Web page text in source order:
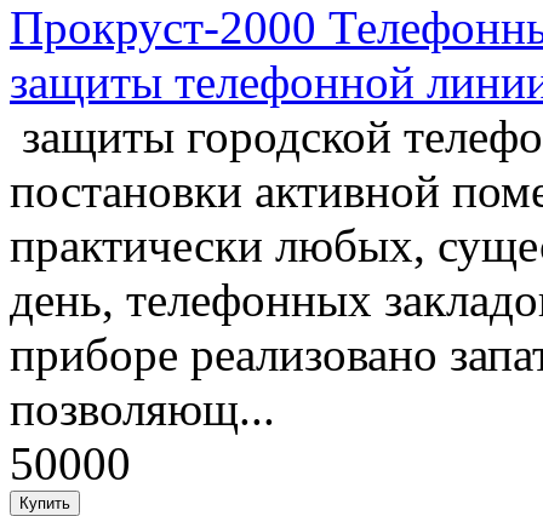
Прокруст-2000
защиты телефонной
защиты городской
постановки активной
практически любых,
день, телефонных
приборе реализовано
позволяющ...
50000